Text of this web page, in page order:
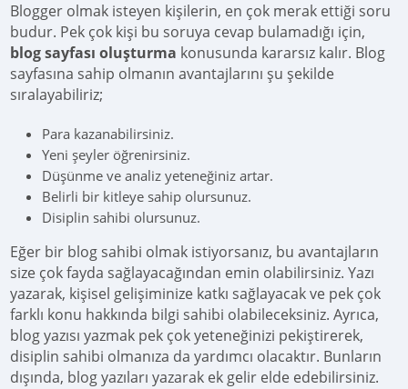
Blogger olmak isteyen kişilerin, en çok merak ettiği soru
budur. Pek çok kişi bu soruya cevap bulamadığı için,
blog sayfası oluşturma konusunda kararsız kalır. Blog
sayfasına sahip olmanın avantajlarını şu şekilde
sıralayabiliriz;
Para kazanabilirsiniz.
Yeni şeyler öğrenirsiniz.
Düşünme ve analiz yeteneğiniz artar.
Belirli bir kitleye sahip olursunuz.
Disiplin sahibi olursunuz.
Eğer bir blog sahibi olmak istiyorsanız, bu avantajların
size çok fayda sağlayacağından emin olabilirsiniz. Yazı
yazarak, kişisel gelişiminize katkı sağlayacak ve pek çok
farklı konu hakkında bilgi sahibi olabileceksiniz. Ayrıca,
blog yazısı yazmak pek çok yeteneğinizi pekiştirerek,
disiplin sahibi olmanıza da yardımcı olacaktır. Bunların
dışında, blog yazıları yazarak ek gelir elde edebilirsiniz.